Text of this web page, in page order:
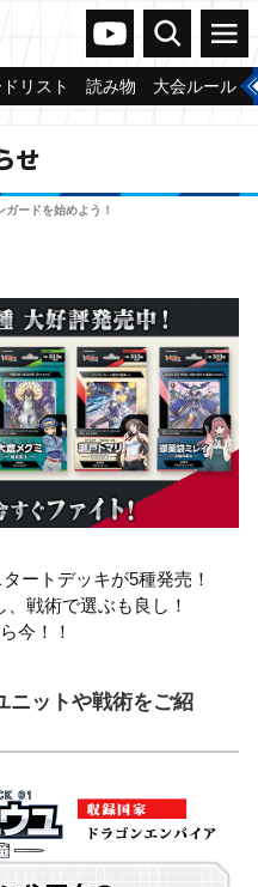
ヴァンガードch
検索 メニュー
リスト 読み物 大会ルール
せ
ードを始めよう！
ートデッキが5種発売！
戦術で選ぶも良し！
今！！
ニットや戦術をご紹